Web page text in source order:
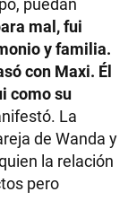
mal, fui
y familia.
con Maxi. Él
como su
La
de Wanda y
la relación
pero